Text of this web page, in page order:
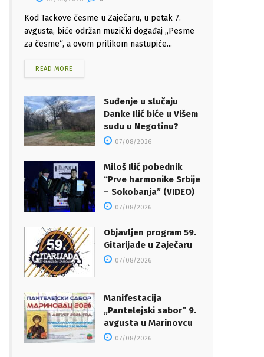
Kod Tackove česme u Zaječaru, u petak 7.
avgusta, biće održan muzički događaj „Pesme
za česme“, a ovom prilikom nastupiće...
READ MORE
Suđenje u slučaju
Danke Ilić biće u Višem
sudu u Negotinu?
07/08/2026
Miloš Ilić pobednik
“Prve harmonike Srbije
– Sokobanja” (VIDEO)
07/08/2026
Objavljen program 59.
Gitarijade u Zaječaru
07/08/2026
Manifestacija
„Pantelejski sabor” 9.
avgusta u Marinovcu
07/08/2026